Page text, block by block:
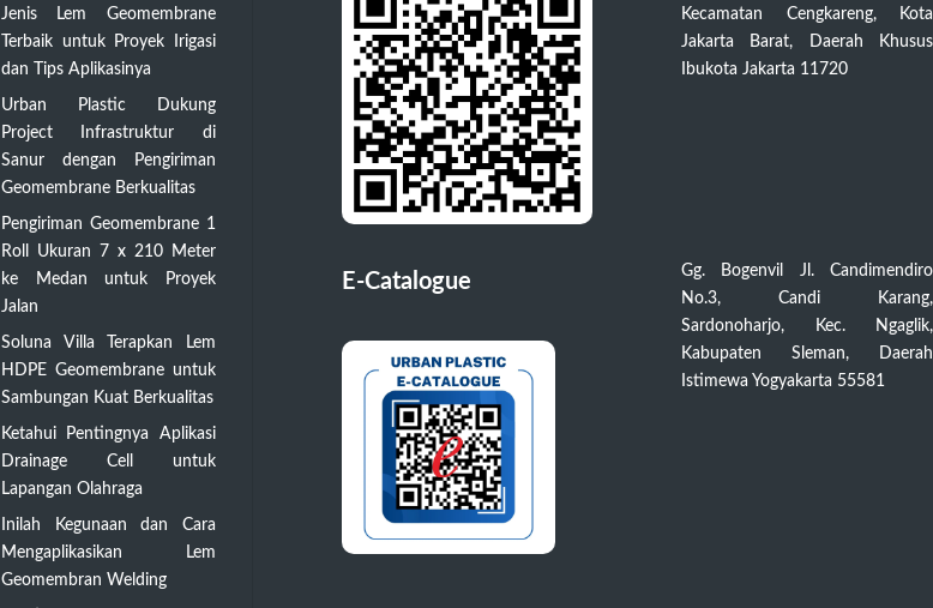
Jenis Lem Geomembrane
Terbaik untuk Proyek Irigasi
dan Tips Aplikasinya
Urban Plastic Dukung
Project Infrastruktur di
Sanur dengan Pengiriman
Geomembrane Berkualitas
Pengiriman Geomembrane 1
Roll Ukuran 7 x 210 Meter
ke Medan untuk Proyek
Jalan
Soluna Villa Terapkan Lem
HDPE Geomembrane untuk
Sambungan Kuat Berkualitas
Ketahui Pentingnya Aplikasi
Drainage Cell untuk
Lapangan Olahraga
Inilah Kegunaan dan Cara
Mengaplikasikan Lem
Geomembran Welding
E-Catalogue
Kecamatan Cengkareng, Kota
Jakarta Barat, Daerah Khusus
Ibukota Jakarta 11720
Gg. Bogenvil Jl. Candimendiro
No.3, Candi Karang,
Sardonoharjo, Kec. Ngaglik,
Kabupaten Sleman, Daerah
Istimewa Yogyakarta 55581